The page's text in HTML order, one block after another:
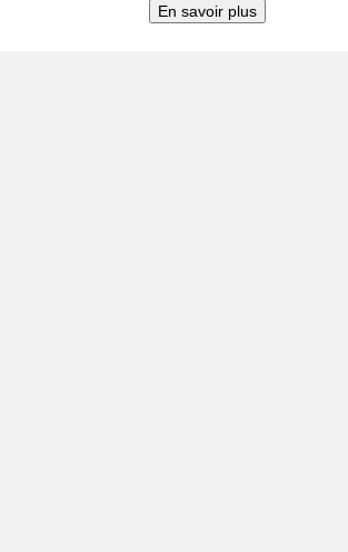
En savoir plus